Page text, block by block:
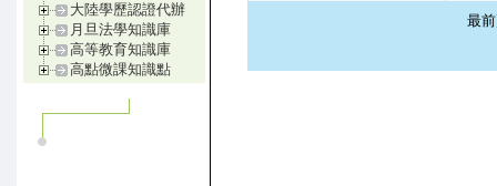
大陸學歷認證代辦
月旦法學知識庫
高等教育知識庫
高點微課知識點
最